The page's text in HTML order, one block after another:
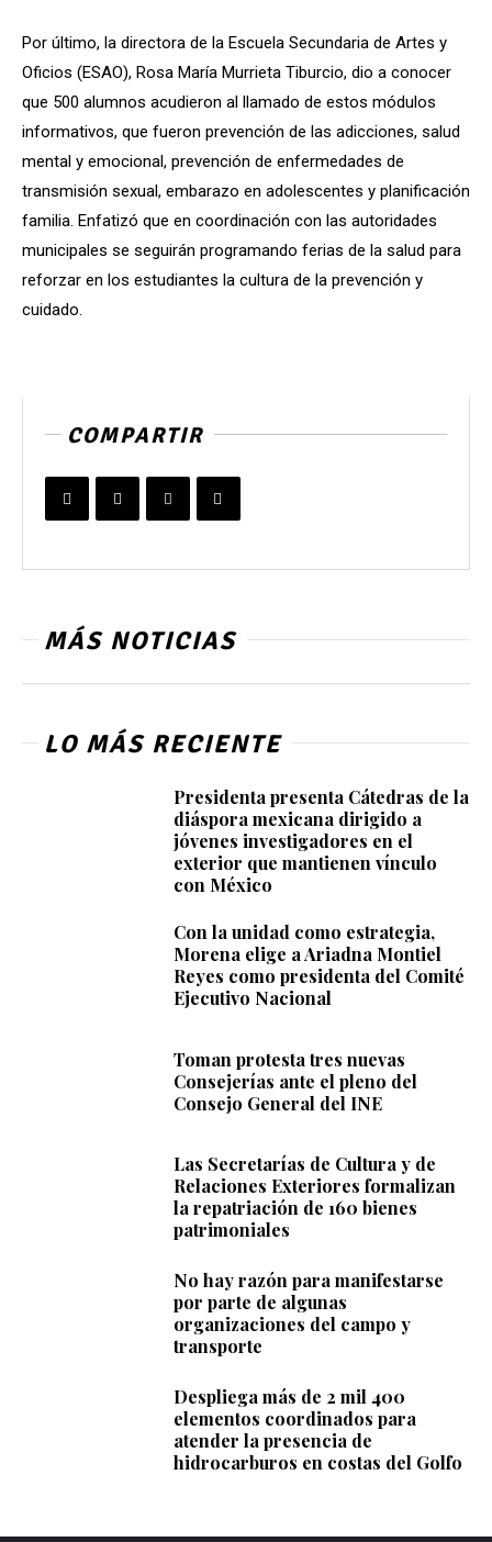
Por último, la directora de la Escuela Secundaria de Artes y
Oficios (ESAO), Rosa María Murrieta Tiburcio, dio a conocer
que 500 alumnos acudieron al llamado de estos módulos
informativos, que fueron prevención de las adicciones, salud
mental y emocional, prevención de enfermedades de
transmisión sexual, embarazo en adolescentes y planificación
familia. Enfatizó que en coordinación con las autoridades
municipales se seguirán programando ferias de la salud para
reforzar en los estudiantes la cultura de la prevención y
cuidado.
COMPARTIR
MÁS NOTICIAS
LO MÁS RECIENTE
Presidenta presenta Cátedras de la
diáspora mexicana dirigido a
jóvenes investigadores en el
exterior que mantienen vínculo
con México
Con la unidad como estrategia,
Morena elige a Ariadna Montiel
Reyes como presidenta del Comité
Ejecutivo Nacional
Toman protesta tres nuevas
Consejerías ante el pleno del
Consejo General del INE
Las Secretarías de Cultura y de
Relaciones Exteriores formalizan
la repatriación de 160 bienes
patrimoniales
No hay razón para manifestarse
por parte de algunas
organizaciones del campo y
transporte
Despliega más de 2 mil 400
elementos coordinados para
atender la presencia de
hidrocarburos en costas del Golfo